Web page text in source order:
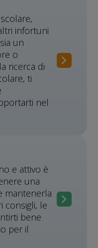
infortuni
un
o
ricerca di
ti
nel
e attivo è
una
mantenerla
consigli, le
bene
per il